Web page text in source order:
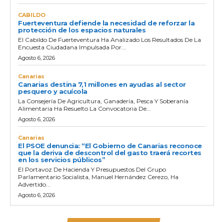
CABILDO
Fuerteventura defiende la necesidad de reforzar la
protección de los espacios naturales
El Cabildo De Fuerteventura Ha Analizado Los Resultados De La
Encuesta Ciudadana Impulsada Por...
Agosto 6, 2026
Canarias
Canarias destina 7,1 millones en ayudas al sector
pesquero y acuícola
La Consejería De Agricultura, Ganadería, Pesca Y Soberanía
Alimentaria Ha Resuelto La Convocatoria De...
Agosto 6, 2026
Canarias
El PSOE denuncia: “El Gobierno de Canarias reconoce
que la deriva de descontrol del gasto traerá recortes
en los servicios públicos”
El Portavoz De Hacienda Y Presupuestos Del Grupo
Parlamentario Socialista, Manuel Hernández Cerezo, Ha
Advertido...
Agosto 6, 2026